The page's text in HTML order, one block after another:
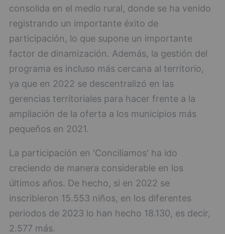
consolida en el medio rural, donde se ha venido
registrando un importante éxito de
participación, lo que supone un importante
factor de dinamización. Además, la gestión del
programa es incluso más cercana al territorio,
ya que en 2022 se descentralizó en las
gerencias territoriales para hacer frente a la
ampliación de la oferta a los municipios más
pequeños en 2021.
La participación en 'Conciliamos' ha ido
creciendo de manera considerable en los
últimos años. De hecho, si en 2022 se
inscribieron 15.553 niños, en los diferentes
periodos de 2023 lo han hecho 18.130, es decir,
2.577 más.